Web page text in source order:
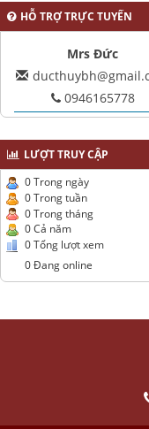
HỖ TRỢ TRỰC TUYẾN
Mrs Đức
0946165778
LƯỢT TRUY CẬP
0 Trong ngày
0 Trong tuần
0 Trong tháng
0 Cả năm
0 Tổng lượt xem
0 Đang online